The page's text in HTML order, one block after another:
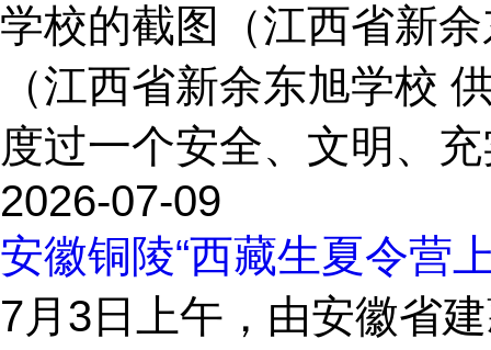
学校的截图（江西省新
（江西省新余东旭学校
度过一个安全、文明、
2026-07-09
安徽铜陵“西藏生夏令营
7月3日上午，由安徽省